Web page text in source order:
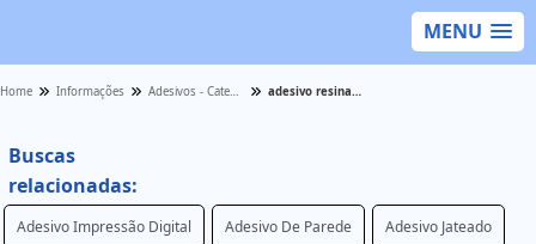
MENU
Home Informações Adesivos - Categoria adesivo resinados com laminação industrial
Buscas
relacionadas:
Adesivo Impressão Digital Adesivo De Parede Adesivo Jateado